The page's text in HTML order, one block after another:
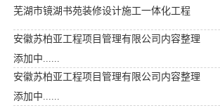
芜湖市镜湖书苑装修设计施工一体化工程
安徽苏柏亚工程项目管理有限公司内容整理
添加中......
安徽苏柏亚工程项目管理有限公司内容整理
添加中......